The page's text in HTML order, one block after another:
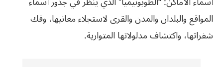
المواقع والبلدان والمدن والقرى لاستجلاء معانيها، وفك
شفراتها، واكتشاف مدلولاتها المتوارية.